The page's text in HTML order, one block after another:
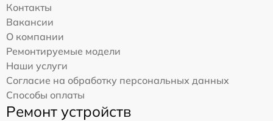
Контакты
Вакансии
О компании
Ремонтируемые модели
Наши услуги
Согласие на обработку персональных данных
Способы оплаты
Ремонт устройств